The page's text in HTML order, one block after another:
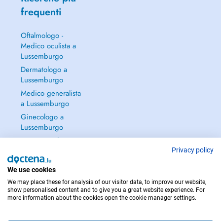
2019: Formation sur la cannabis médicinal
2019: Teilnahme an der medizinischen Woche für komplemantäre und
integrative Medizin in Baden Baden.
2023:Teilnahme an der medizinischen Woche für komplemantäre und
integrative Medizin in Baden Baden.
INTERNSHIPS:
Cours d'échographie générale abdominale, uro-rénale et thyroïdienne,
à Stuttgart, Allemagne, selon DEGUM, critères KBV
Moniteur de Cours de Premier Secours, Heidelberg, Allemagne
Cours de Premier Secours à East Mersea, Angleterre
Séminaire Démarche Qualité en Médecine Générale, Faculté de
Médecine de Strasbourg
frequenti
Oftalmologo -
Medico oculista a
Lussemburgo
Dermatologo a
Lussemburgo
Medico generalista
a Lussemburgo
Ginecologo a
Lussemburgo
Continua a leggere
PER LE URGENZE, CONSULTARE : 112
Privacy policy
We use cookies
We may place these for analysis of our visitor data, to improve our website,
show personalised content and to give you a great website experience. For
more information about the cookies open the cookie manager settings.